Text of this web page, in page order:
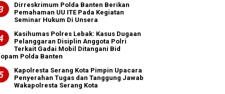
Dirreskrimum Polda Banten Berikan
Pemahaman UU ITE Pada Kegiatan
Seminar Hukum Di Unsera
Kasihumas Polres Lebak: Kasus Dugaan
Pelanggaran Disiplin Anggota Polri
Terkait Gadai Mobil Ditangani Bid
Polda Banten
Kapolresta Serang Kota Pimpin Upacara
Penyerahan Tugas dan Tanggung Jawab
Wakapolresta Serang Kota